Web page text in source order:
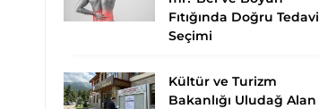
Fıtığında Doğru Tedavi
Seçimi
Kültür ve Turizm
Bakanlığı Uludağ Alan